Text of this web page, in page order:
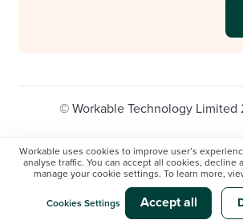
Workable uses cookies to improve user’s
analyse traffic. You can accept all cookies, decline
manage your cookie settings. To learn more,
Cookies Settings Accept all
© Workable Technology Limited
Privacy policy
Cookie
Do not sell/share my personal
Modern slavery